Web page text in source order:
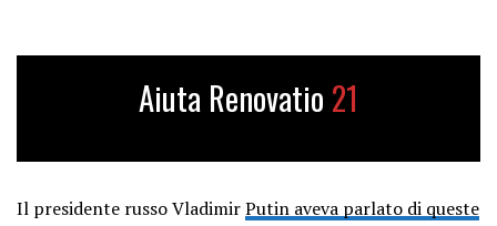
Aiuta Renovatio 21
Il presidente russo VladimirPutin aveva parlato di queste